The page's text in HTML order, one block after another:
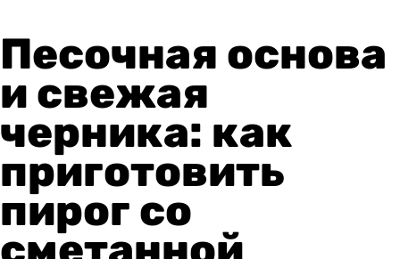
Песочная основа
и свежая
черника: как
приготовить
пирог со